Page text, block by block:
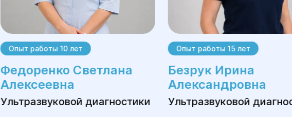
проведении переноса крио-эмбрионов.
Поддержка на всех этапах — мы
всех этапах лечения, чтобы каждая пара
Записаться на консультацию можно по
Опыт работы 10 лет
Федоренко Светлана
Алексеевна
Ультразвуковой диагностики
Опыт работы 15 лет
Безрук Ирина
Александровна
Ультразвуковой